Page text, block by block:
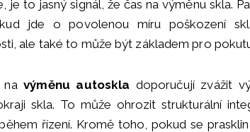
je to jasný signál, že čas na výměnu skla.
jde o povolenou míru poškození
ale také to může být základem pro
navýměnu autoskla doporučují zvážit
skla. To může ohrozit strukturální
řízení. Kromě toho, pokud se